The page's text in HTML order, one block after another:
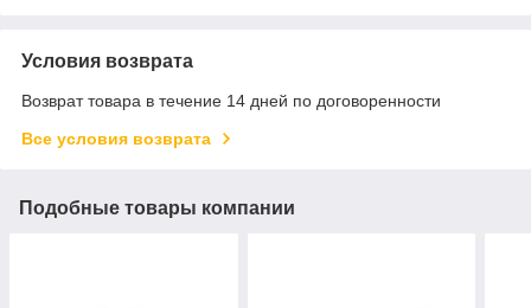
Условия возврата
Возврат товара в течение 14 дней по договоренности
Все условия возврата
Подобные товары компании